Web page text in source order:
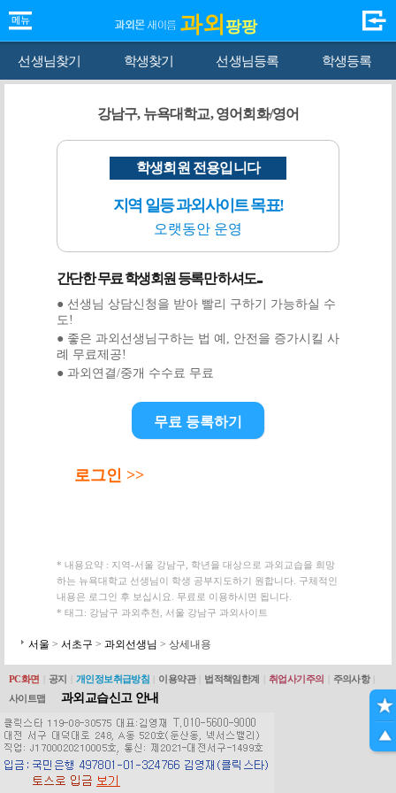
과외 팡팡
선생님찾기 학생찾기 선생님등록 학생등록
강남구, 뉴욕대학교, 영어회화/영어
학생회원 전용입니다
지역 일등 과외사이트 목표!
오랫동안 운영
간단한 무료 학생회원 등록만 하셔도...
● 선생님 상담신청을 받아 빨리 구하기 가능하실 수
도!
● 좋은 과외선생님구하는 법 예, 안전을 증가시킬 사
례 무료제공!
● 과외연결/중개 수수료 무료
무료 등록하기
로그인 >>
* 내용요약 : 지역-서울 강남구, 학년을 대상으로 과외교습을 희망
하는 뉴욕대학교 선생님이 학생 공부지도하기 원합니다. 구체적인
내용은 로그인 후 보십시요. 무료로 이용하시면 됩니다.
* 태그: 강남구 과외추천, 서울 강남구 과외사이트
서울 > 서초구 > 과외선생님 > 상세내용
PC화면 공지 개인정보취급방침 이용약관 법적책임한계 취업사기주의 주의사항
사이트맵
과외교습신고 안내